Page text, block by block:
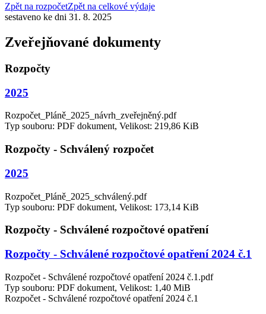
Zpět na rozpočetZpět na celkové výdaje
sestaveno ke dni 31. 8. 2025
Zveřejňované dokumenty
Rozpočty
2025
Rozpočet_Pláně_2025_návrh_zveřejněný.pdf
Typ souboru: PDF dokument, Velikost: 219,86 KiB
Rozpočty - Schválený rozpočet
2025
Rozpočet_Pláně_2025_schválený.pdf
Typ souboru: PDF dokument, Velikost: 173,14 KiB
Rozpočty - Schválené rozpočtové opatření
Rozpočty - Schválené rozpočtové opatření 2024 č.1
Rozpočet - Schválené rozpočtové opatření 2024 č.1.pdf
Typ souboru: PDF dokument, Velikost: 1,40 MiB
Rozpočet - Schválené rozpočtové opatření 2024 č.1